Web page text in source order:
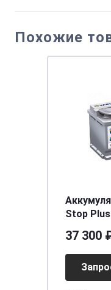
Похожие
Stop Plus
37 300